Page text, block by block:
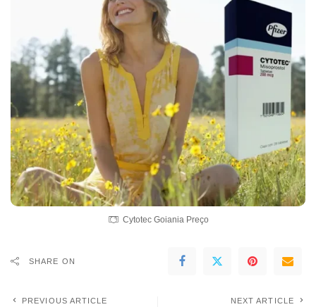
Cytotec Goiania Preço
SHARE ON
PREVIOUS ARTICLE NEXT ARTICLE